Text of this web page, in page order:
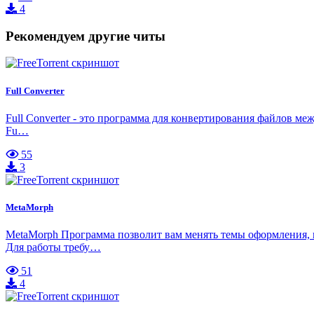
4
Рекомендуем другие читы
Full Converter
Full Converter - это программа для конвертирования файлов
Fu…
55
3
MetaMorph
MetaMorph Программа позволит вам менять темы
Для работы требу…
51
4